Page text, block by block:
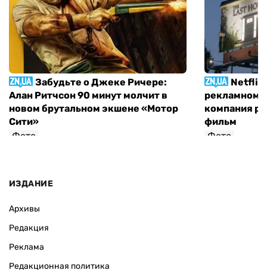
Забудьте о Джеке Ричере:
Алан Ритчсон 90 минут молчит в
новом брутальном экшене «Мотор
Сити»
Фото
Netflix
рекламном
компания
фильм
Фото
ИЗДАНИЕ
Архивы
Редакция
Реклама
Редакционная политика